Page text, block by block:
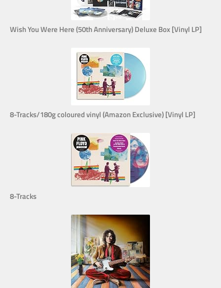
Wish You Were Here (50th Anniversary) Deluxe Box [Vinyl LP]
8-Tracks/180g coloured vinyl (Amazon Exclusive) [Vinyl LP]
8-Tracks